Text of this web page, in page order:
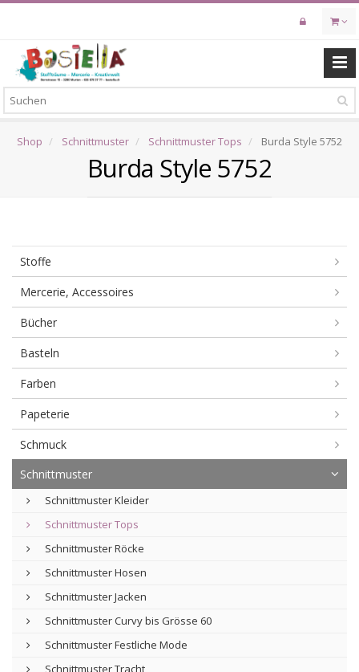
Skip
content
Shop Schnittmuster Schnittmuster Tops Burda Style 5752
Burda Style 5752
Stoffe
Mercerie, Accessoires
Bücher
Basteln
Farben
Papeterie
Schmuck
Schnittmuster
Schnittmuster Kleider
Schnittmuster Tops
Schnittmuster Röcke
Schnittmuster Hosen
Schnittmuster Jacken
Schnittmuster Curvy bis Grösse 60
Schnittmuster Festliche Mode
Schnittmuster Tracht